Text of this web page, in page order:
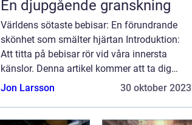
En djupgående granskning
Världens sötaste bebisar: En förundrande
skönhet som smälter hjärtan Introduktion:
Att titta på bebisar rör vid våra innersta
känslor. Denna artikel kommer att ta dig
med på en resa genom de världens sötaste
Jon Larsson 30 oktober 2023